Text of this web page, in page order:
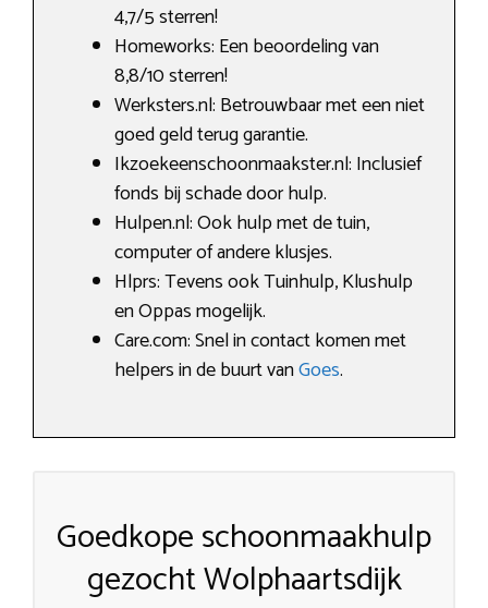
4,7/5 sterren!
Homeworks: Een beoordeling van
8,8/10 sterren!
Werksters.nl: Betrouwbaar met een niet
goed geld terug garantie.
Ikzoekeenschoonmaakster.nl: Inclusief
fonds bij schade door hulp.
Hulpen.nl: Ook hulp met de tuin,
computer of andere klusjes.
Hlprs: Tevens ook Tuinhulp, Klushulp
en Oppas mogelijk.
Care.com: Snel in contact komen met
helpers in de buurt vanGoes.
Goedkope schoonmaakhulp
gezocht Wolphaartsdijk